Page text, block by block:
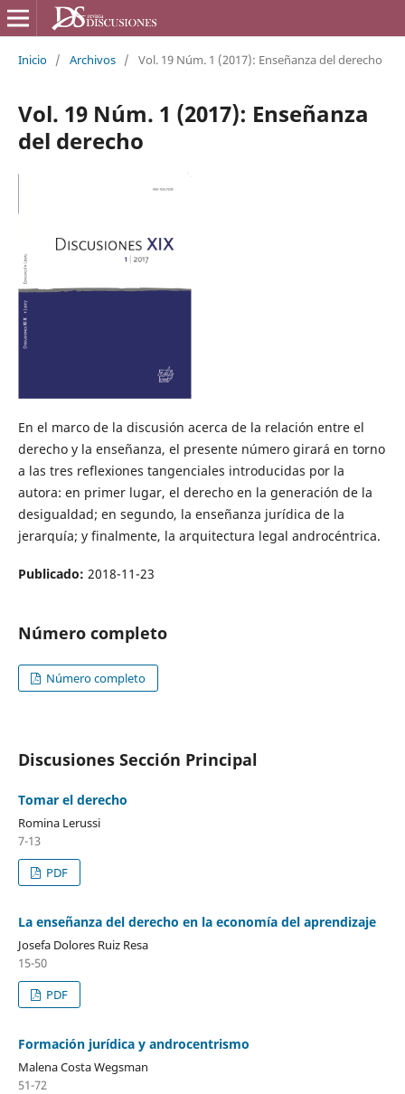
Inicio / Archivos / Vol. 19 Núm. 1 (2017): Enseñanza del derecho
Vol. 19 Núm. 1 (2017): Enseñanza
del derecho
En el marco de la discusión acerca de la relación entre el
derecho y la enseñanza, el presente número girará en torno
a las tres reflexiones tangenciales introducidas por la
autora: en primer lugar, el derecho en la generación de la
desigualdad; en segundo, la enseñanza jurídica de la
jerarquía; y finalmente, la arquitectura legal androcéntrica.
Publicado: 2018-11-23
Número completo
Número completo
Discusiones Sección Principal
Tomar el derecho
Romina Lerussi
7-13
PDF
La enseñanza del derecho en la economía del aprendizaje
Josefa Dolores Ruiz Resa
15-50
PDF
Formación jurídica y androcentrismo
Malena Costa Wegsman
51-72